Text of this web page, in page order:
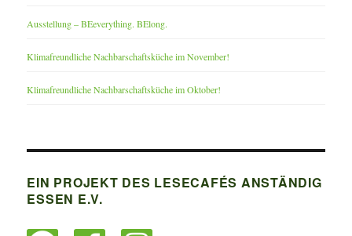
Ausstellung – BEeverything. BElong.
Klimafreundliche Nachbarschaftsküche im November!
Klimafreundliche Nachbarschaftsküche im Oktober!
EIN PROJEKT DES LESECAFÉS ANSTÄNDIG
ESSEN E.V.